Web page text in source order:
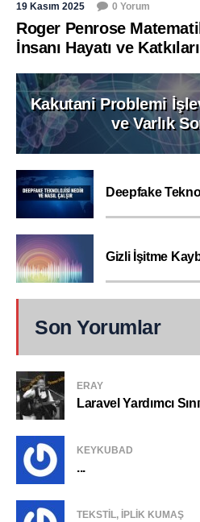
19 Kasım 2025 0 Yorum
Roger Penrose
İnsanı Hayatı ve Katkıları
Kakutani Problemi
ve Varlık
Deepfake
Gizli İşitme
Son Yorumlar
ERAY
Laravel Yardımcı
KEYKUBAD
...
TEKSTIL, IPLIK KUMAŞ